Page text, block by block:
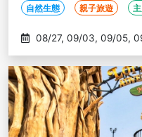
穿韓服體驗-高雄出發
自然生態 親子旅遊
09/08